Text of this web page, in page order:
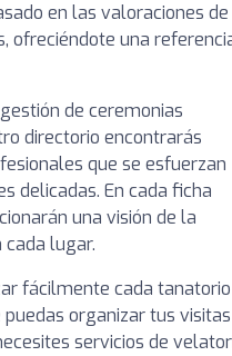
en las valoraciones de
ofreciéndote una
de ceremonias
directorio encontrarás
que se esfuerzan
delicadas. En cada ficha
una visión de la
lugar.
fácilmente cada
organizar tus visitas
servicios de